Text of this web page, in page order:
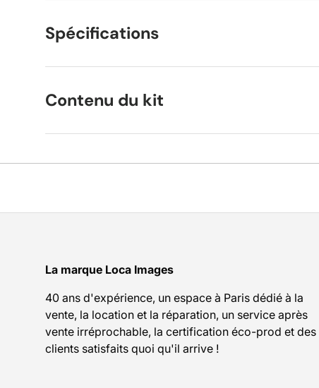
Spécifications
Contenu du kit
La marque Loca Images
40 ans d'expérience, un espace à Paris dédié à la
vente, la location et la réparation, un service après
vente irréprochable, la certification éco-prod et des
clients satisfaits quoi qu'il arrive !